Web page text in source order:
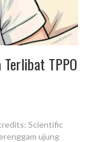
TPPO
Scientific
ujung